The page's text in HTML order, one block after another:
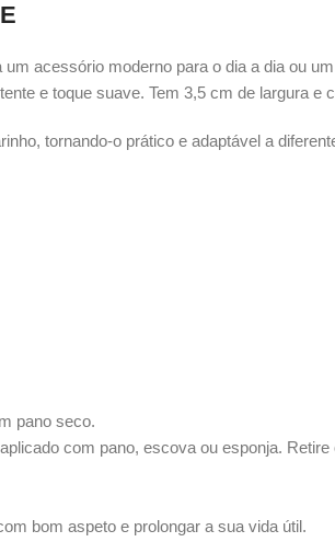
acessório moderno para o dia a dia ou
e toque suave. Tem 3,5 cm de largura e
tornando-o prático e adaptável a
pano seco.
com pano, escova ou esponja.
bom aspeto e prolongar a sua vida útil.